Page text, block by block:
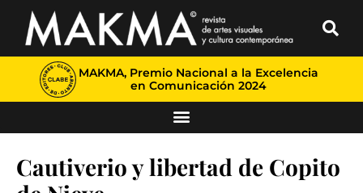
MAKMA, Premio Nacional a la Excelencia
en Comunicación 2024
Cautiverio y libertad de Copito